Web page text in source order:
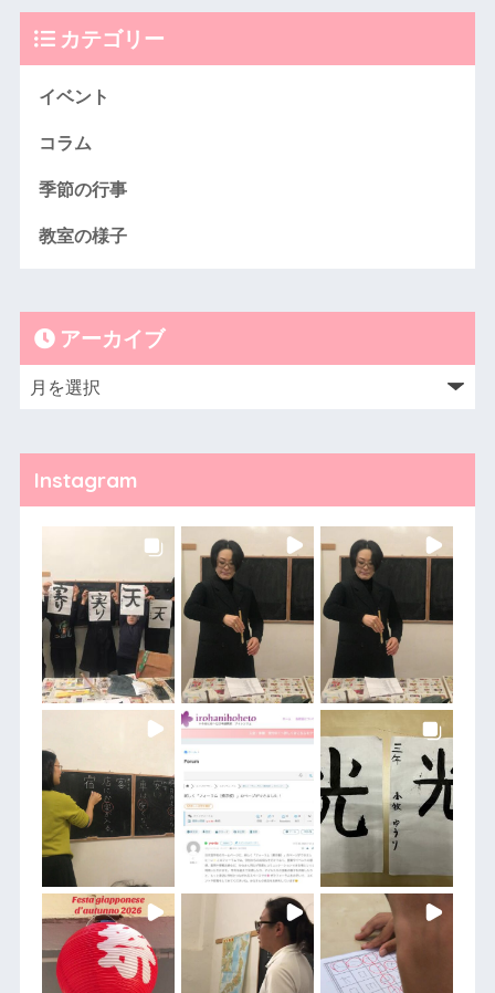
カテゴリー
イベント
コラム
季節の行事
教室の様子
アーカイブ
Instagram